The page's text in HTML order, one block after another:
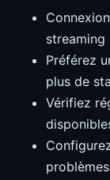
streaming
Préférez
plus de
Vérifiez